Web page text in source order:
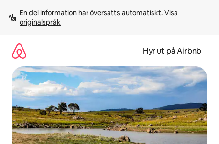
innehåll
En del information har översatts automatiskt. Visa
originalspråk
Hyr ut på Airbnb